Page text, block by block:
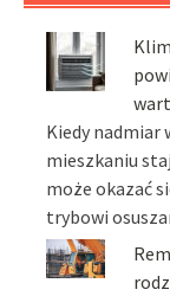
Kiedy nadmiar
mieszkaniu
może okazać
trybowi